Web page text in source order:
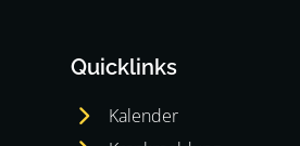
Quicklinks
Kalender